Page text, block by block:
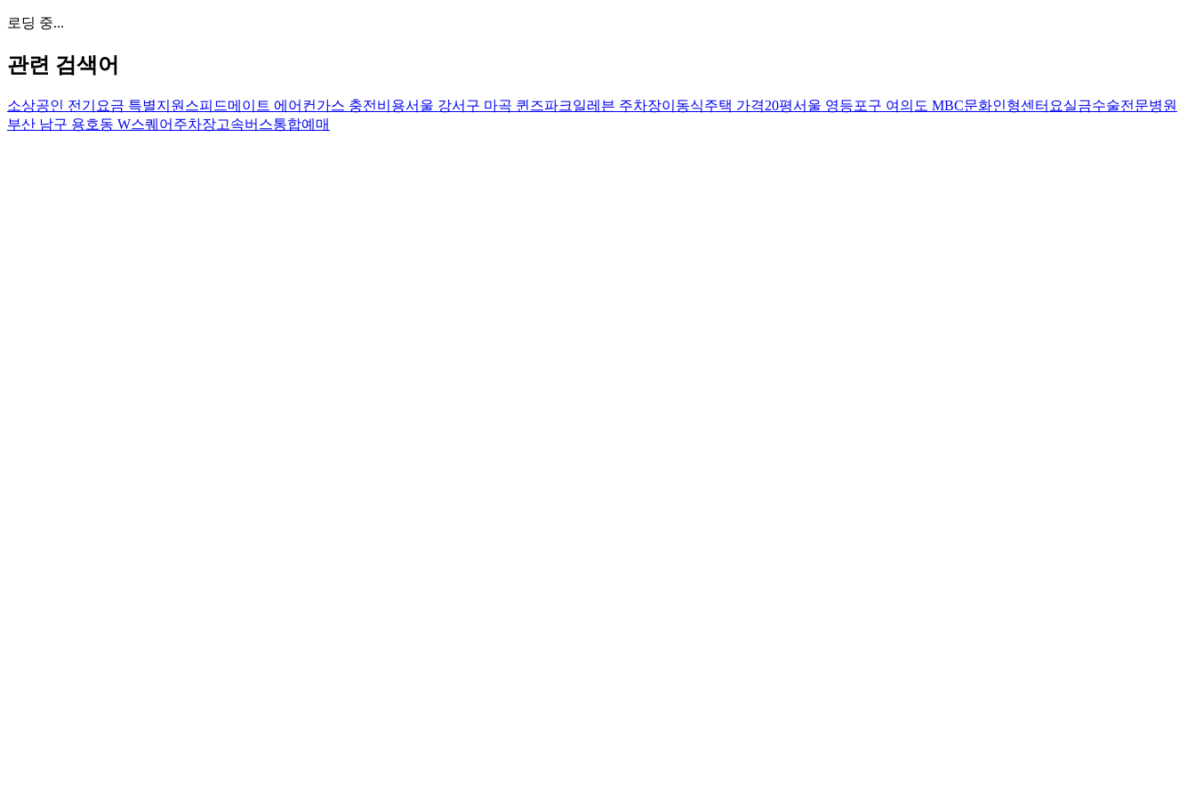
로딩 중...
관련 검색어
소상공인 전기요금 특별지원 스피드메이트 에어컨가스 충전비용서울 강서구 마곡 퀸즈파크일레븐 주차장이동식주택 가격20평서울 영등포구 여의도 MBC문화인형센터 요실금수술전문병원
부산 남구 용호동 W스퀘어주차장고속버스통합예매